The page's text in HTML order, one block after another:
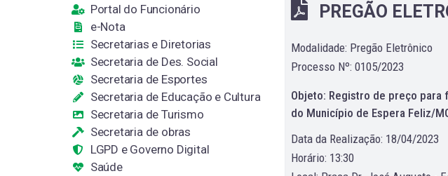
Portal do Funcionário
e-Nota
Secretarias e Diretorias
Secretaria de Des. Social
Secretaria de Esportes
Secretaria de Educação e Cultura
Secretaria de Turismo
Secretaria de obras
LGPD e Governo Digital
Saúde
PREGÃO
Modalidade: Pregão Eletrônico
Processo Nº: 0105/2023
Objeto: Registro de preço para
do Município de Espera Feliz/
Data da Realização: 18/04/2023
Horário: 13:30